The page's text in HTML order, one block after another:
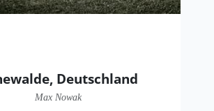
Deutschland
Max Nowak